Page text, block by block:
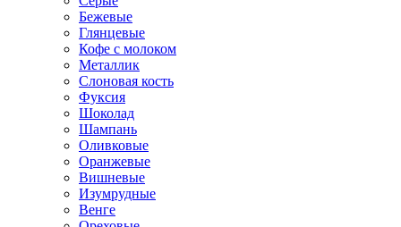
Бежевые
Глянцевые
Кофе с молоком
Металлик
Слоновая кость
Фуксия
Шоколад
Шампань
Оливковые
Оранжевые
Вишневые
Изумрудные
Венге